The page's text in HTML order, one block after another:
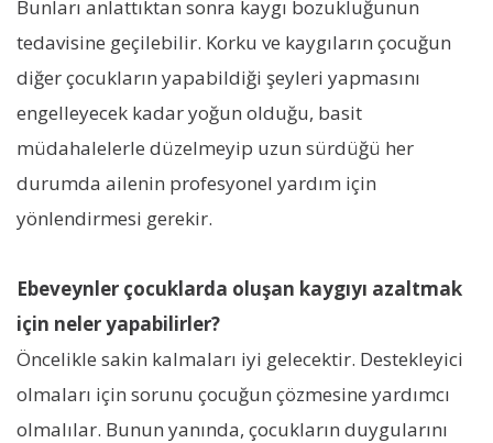
Bunları anlattıktan sonra kaygı bozukluğunun
tedavisine geçilebilir. Korku ve kaygıların çocuğun
diğer çocukların yapabildiği şeyleri yapmasını
engelleyecek kadar yoğun olduğu, basit
müdahalelerle düzelmeyip uzun sürdüğü her
durumda ailenin profesyonel yardım için
yönlendirmesi gerekir.
Ebeveynler çocuklarda oluşan kaygıyı azaltmak
için neler yapabilirler?
Öncelikle sakin kalmaları iyi gelecektir. Destekleyici
olmaları için sorunu çocuğun çözmesine yardımcı
olmalılar. Bunun yanında, çocukların duygularını